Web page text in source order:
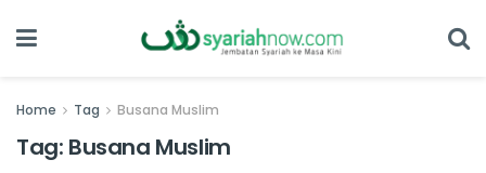
Home Tag Busana Muslim
Tag: Busana Muslim